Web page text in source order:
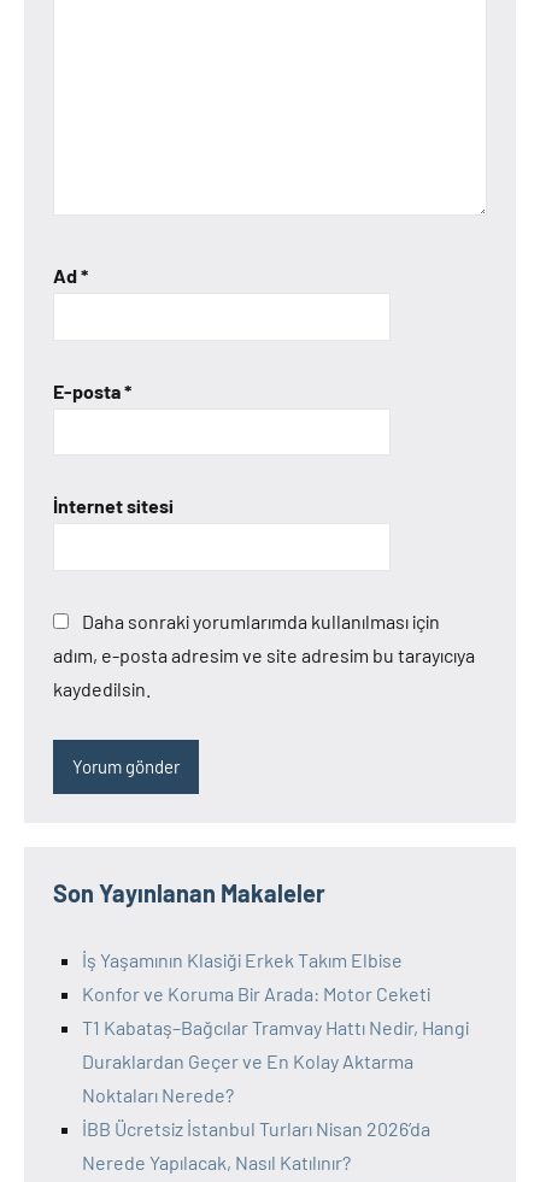
Ad*
E-posta*
İnternet sitesi
Daha sonraki yorumlarımda kullanılması için
adım, e-posta adresim ve site adresim bu tarayıcıya
kaydedilsin.
Son Yayınlanan Makaleler
İş Yaşamının Klasiği Erkek Takım Elbise
Konfor ve Koruma Bir Arada: Motor Ceketi
T1 Kabataş–Bağcılar Tramvay Hattı Nedir, Hangi
Duraklardan Geçer ve En Kolay Aktarma
Noktaları Nerede?
İBB Ücretsiz İstanbul Turları Nisan 2026’da
Nerede Yapılacak, Nasıl Katılınır?